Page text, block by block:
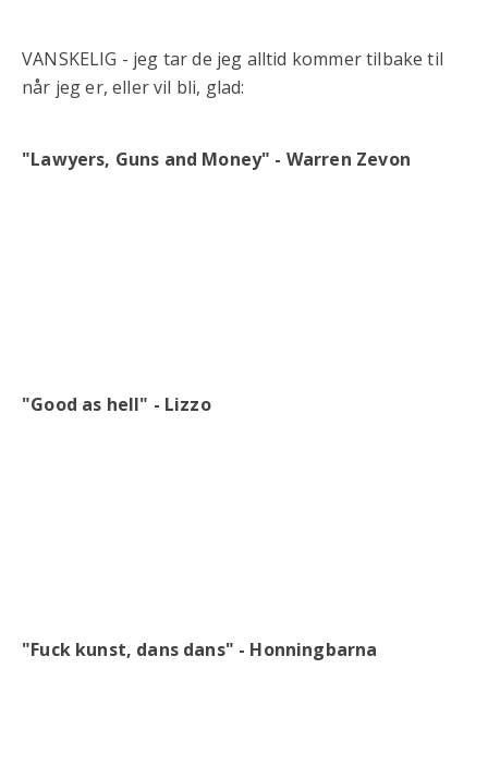
VANSKELIG - jeg tar de jeg alltid kommer tilbake til
når jeg er, eller vil bli, glad:
"Lawyers, Guns and Money" - Warren Zevon
"Good as hell" - Lizzo
"Fuck kunst, dans dans" - Honningbarna